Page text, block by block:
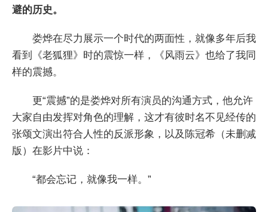
避的历史。
娄烨在尽力展示一个时代的两面性，就像多年后我
看到《老狐狸》时的震惊一样，《风雨云》也给了我同
样的震撼。
更“震撼”的是娄烨对所有演员的沟通方式，他允许
大家自由发挥对角色的理解，这才有彼时名不见经传的
张颂文演出符合人性的反派形象，以及陈冠希（未删减
版）在影片中说：
“都会忘记，就像我一样。”